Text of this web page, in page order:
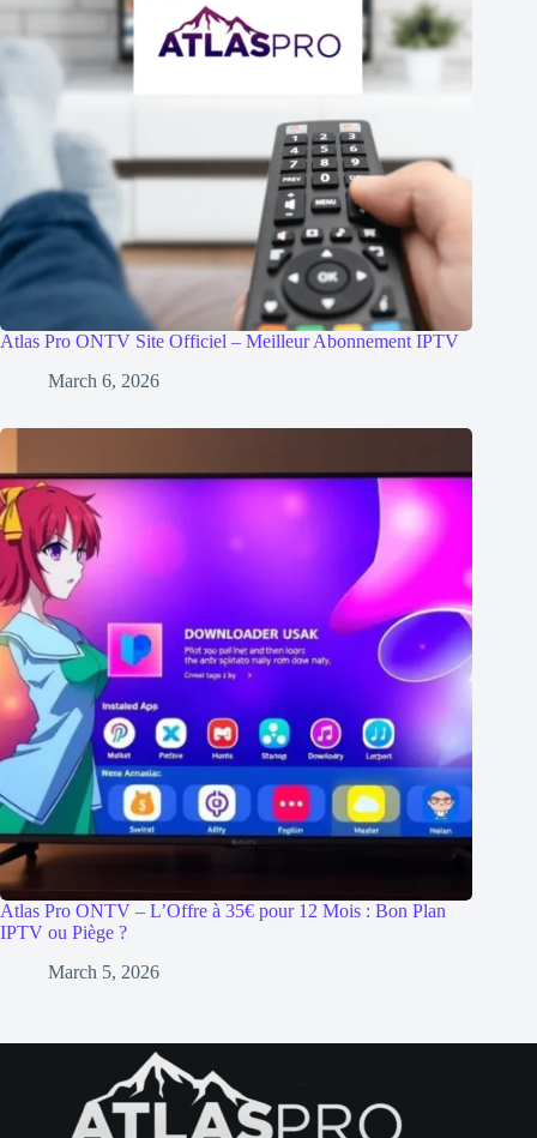
Atlas Pro ONTV Site Officiel – Meilleur Abonnement IPTV
March 6, 2026
Atlas Pro ONTV – L’Offre à 35€ pour 12 Mois : Bon Plan
IPTV ou Piège ?
March 5, 2026